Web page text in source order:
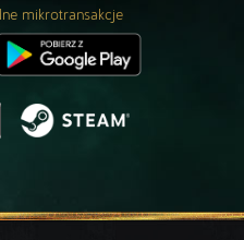
mikrotransakcje